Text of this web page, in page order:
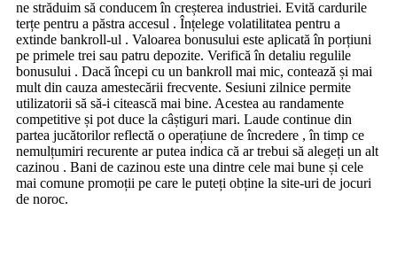
ne străduim să conducem în creșterea industriei. Evită cardurile
terțe pentru a păstra accesul . Înțelege volatilitatea pentru a
extinde bankroll-ul . Valoarea bonusului este aplicată în porțiuni
pe primele trei sau patru depozite. Verifică în detaliu regulile
bonusului . Dacă începi cu un bankroll mai mic, contează și mai
mult din cauza amestecării frecvente. Sesiuni zilnice permite
utilizatorii să să-i citească mai bine. Acestea au randamente
competitive și pot duce la câștiguri mari. Laude continue din
partea jucătorilor reflectă o operațiune de încredere , în timp ce
nemulțumiri recurente ar putea indica că ar trebui să alegeți un alt
cazinou . Bani de cazinou este una dintre cele mai bune și cele
mai comune promoții pe care le puteți obține la site-uri de jocuri
de noroc.